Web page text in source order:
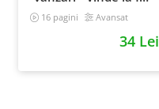
ca brandurile mari
16 pagini Avansat
34 Lei